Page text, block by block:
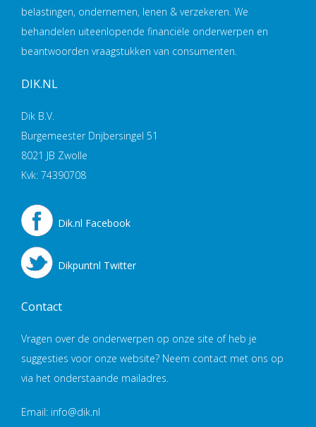
belastingen, ondernemen, lenen & verzekeren. We
behandelen uiteenlopende financiële onderwerpen en
beantwoorden vraagstukken van consumenten.
DIK.NL
Dik B.V.
Burgemeester Drijbersingel 51
8021 JB Zwolle
Kvk: 74390708
Dik.nl Facebook
Dikpuntnl Twitter
Contact
Vragen over de onderwerpen op onze site of heb je
suggesties voor onze website? Neem contact met ons op
via het onderstaande mailadres.
Email: info@dik.nl